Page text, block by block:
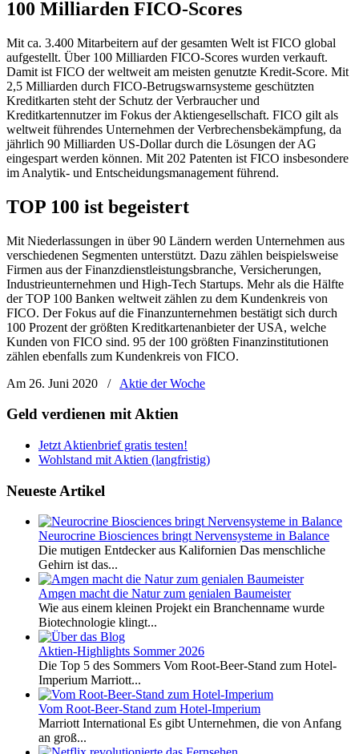
100 Milliarden FICO-Scores
Mit ca. 3.400 Mitarbeitern auf der gesamten Welt ist FICO global
aufgestellt. Über 100 Milliarden FICO-Scores wurden verkauft.
Damit ist FICO der weltweit am meisten genutzte Kredit-Score. Mit
2,5 Milliarden durch FICO-Betrugswarnsysteme geschützten
Kreditkarten steht der Schutz der Verbraucher und
Kreditkartennutzer im Fokus der Aktiengesellschaft. FICO gilt als
weltweit führendes Unternehmen der Verbrechensbekämpfung, da
jährlich 90 Milliarden US-Dollar durch die Lösungen der AG
eingespart werden können. Mit 202 Patenten ist FICO insbesondere
im Analytik- und Entscheidungsmanagement führend.
TOP 100 ist begeistert
Mit Niederlassungen in über 90 Ländern werden Unternehmen aus
verschiedenen Segmenten unterstützt. Dazu zählen beispielsweise
Firmen aus der Finanzdienstleistungsbranche, Versicherungen,
Industrieunternehmen und High-Tech Startups. Mehr als die Hälfte
der TOP 100 Banken weltweit zählen zu dem Kundenkreis von
FICO. Der Fokus auf die Finanzunternehmen bestätigt sich durch
100 Prozent der größten Kreditkartenanbieter der USA, welche
Kunden von FICO sind. 95 der 100 größten Finanzinstitutionen
zählen ebenfalls zum Kundenkreis von FICO.
Am 26. Juni 2020
/ Aktie der Woche
Geld verdienen mit Aktien
Jetzt Aktienbrief gratis testen!
Wohlstand mit Aktien (langfristig)
Neueste Artikel
Neurocrine Biosciences bringt Nervensysteme in Balance
Die mutigen Entdecker aus Kalifornien Das menschliche
Gehirn ist das...
Amgen macht die Natur zum genialen Baumeister
Wie aus einem kleinen Projekt ein Branchenname wurde
Biotechnologie klingt...
Aktien-Highlights Sommer 2026
Die Top 5 des Sommers Vom Root-Beer-Stand zum Hotel-
Imperium Marriott...
Vom Root-Beer-Stand zum Hotel-Imperium
Marriott International Es gibt Unternehmen, die von Anfang
an groß...